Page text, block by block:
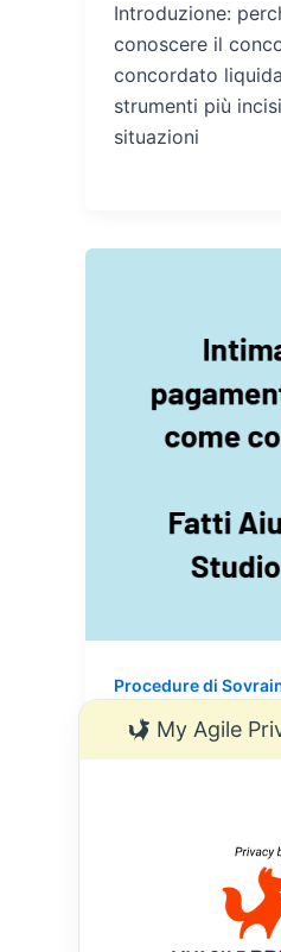
Introduzione:
conoscere il
concordato
strumenti più
situazioni
Procedure di
Intimazione di
legge 3/
Introduzione
l’atto con il quale
riscossione,
My Agile